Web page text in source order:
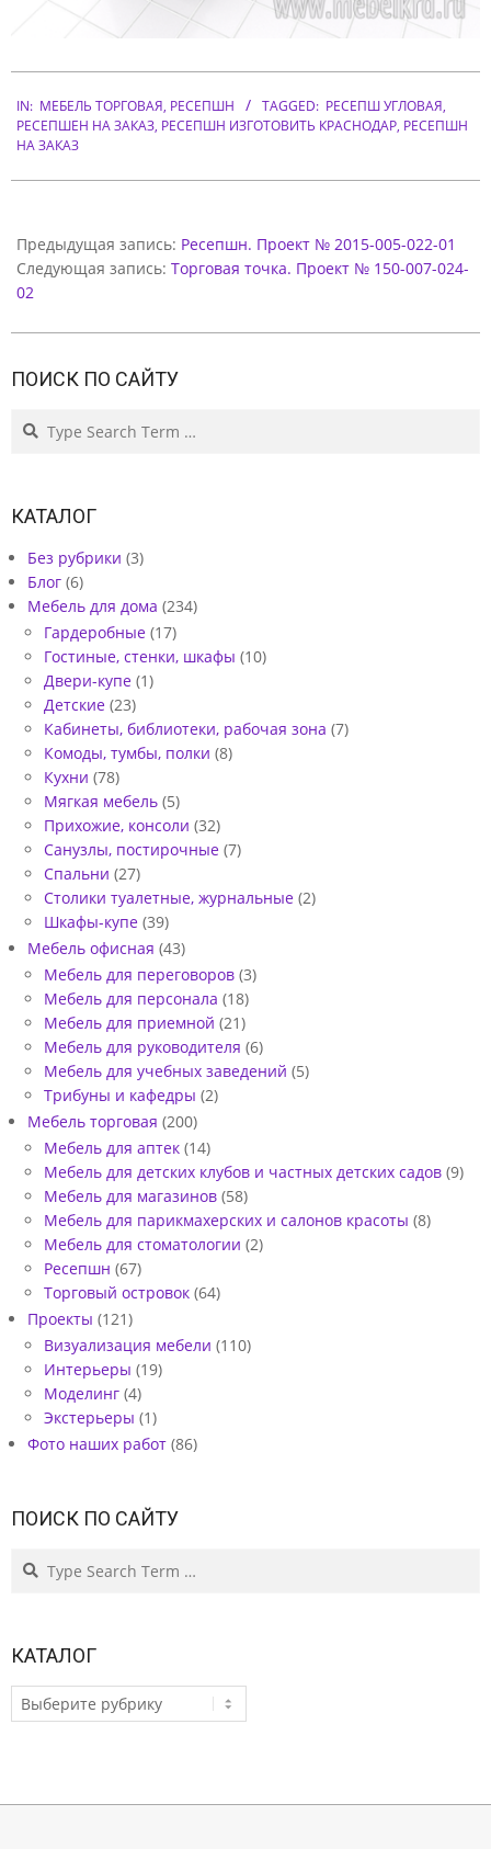
2
0
1
07-
20
IN: МЕБЕЛЬ ТОРГОВАЯ, РЕСЕПШН TAGGED: РЕСЕПШ УГЛОВАЯ,
РЕСЕПШЕН НА ЗАКАЗ, РЕСЕПШН ИЗГОТОВИТЬ КРАСНОДАР, РЕСЕПШН
НА ЗАКАЗ
Предыдущая запись: Ресепшн. Проект № 2015-005-022-01
Следующая запись: Торговая точка. Проект № 150-007-024-
02
ПОИСК ПО САЙТУ
Search
КАТАЛОГ
Без рубрики (3)
Блог (6)
Мебель для дома (234)
Гардеробные (17)
Гостиные, стенки, шкафы (10)
Двери-купе (1)
Детские (23)
Кабинеты, библиотеки, рабочая зона (7)
Комоды, тумбы, полки (8)
Кухни (78)
Мягкая мебель (5)
Прихожие, консоли (32)
Санузлы, постирочные (7)
Спальни (27)
Столики туалетные, журнальные (2)
Шкафы-купе (39)
Мебель офисная (43)
Мебель для переговоров (3)
Мебель для персонала (18)
Мебель для приемной (21)
Мебель для руководителя (6)
Мебель для учебных заведений (5)
Трибуны и кафедры (2)
Мебель торговая (200)
Мебель для аптек (14)
Мебель для детских клубов и частных детских садов (9)
Мебель для магазинов (58)
Мебель для парикмахерских и салонов красоты (8)
Мебель для стоматологии (2)
Ресепшн (67)
Торговый островок (64)
Проекты (121)
Визуализация мебели (110)
Интерьеры (19)
Моделинг (4)
Экстерьеры (1)
Фото наших работ (86)
ПОИСК ПО САЙТУ
Search
КАТАЛОГ
КАТАЛОГ